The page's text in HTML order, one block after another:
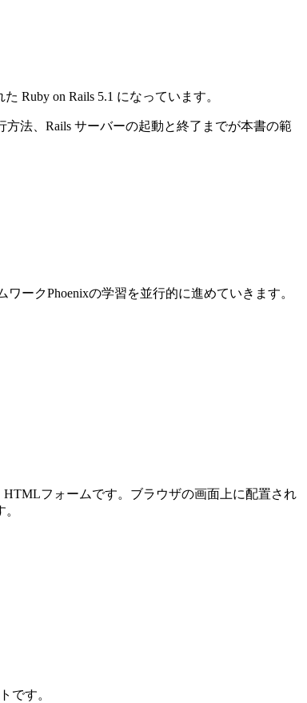
Ruby on Rails 5.1 になっています。
法、Rails サーバーの起動と終了までが本書の範
ークPhoenixの学習を並行的に進めていきます。
フォームです。ブラウザの画面上に配置され
です。